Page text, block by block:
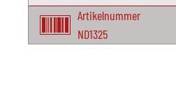
Artikelnummer
ND1325